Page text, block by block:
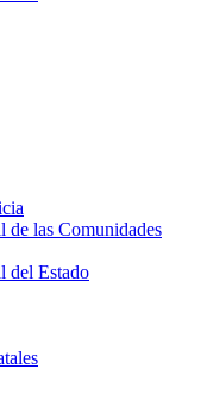
de las Comunidades
del Estado